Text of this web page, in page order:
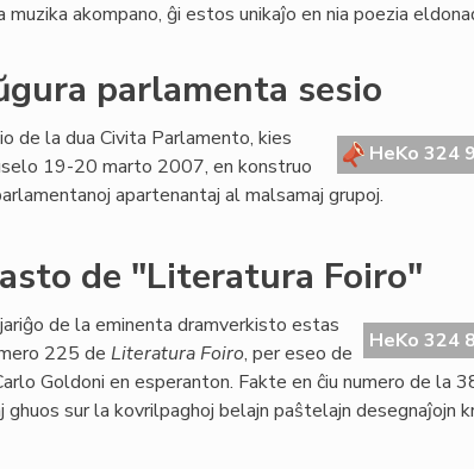
akompano, ĝi estos unikaĵo en nia poezia
parlamenta sesio
HeKo 324
de la dua Civita Parlamento, kies
19-20 marto 2007, en konstruo
apartenantaj al malsamaj grupoj.
de "Literatura Foiro"
HeKo 324
de la eminenta dramverkisto estas
225 de Literatura Foiro, per eseo de
Goldoni en esperanton. Fakte en ĉiu numero de la
sur la kovrilpaghoj belajn paŝtelajn desegnaĵojn